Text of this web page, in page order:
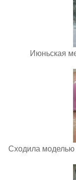
Июньская
Сходила